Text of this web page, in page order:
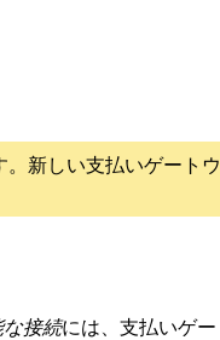
新しい支払いゲート
接続には、支払いゲ